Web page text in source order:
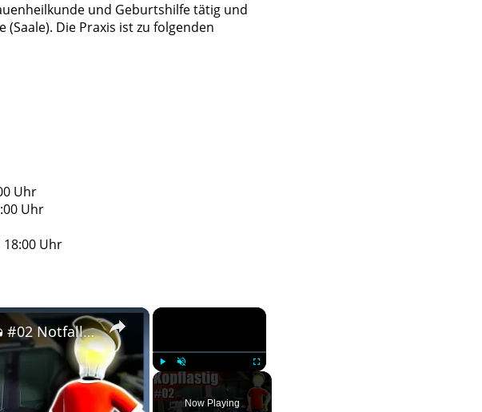
und Geburtshilfe tätig und
Die Praxis ist zu folgenden
Uhr
Uhr
Uhr
×
Unmute Fullscreen
Now Playing
×
Let's Play Two Point Hospital Deutsch 🏥🚑 #02 Notfall in Hogsport - 2 Sterne in der 1. Mission